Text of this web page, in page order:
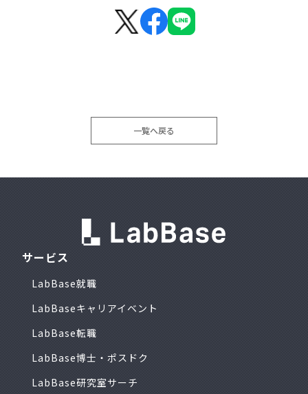
一覧へ戻る
サービス
LabBase就職
LabBaseキャリアイベント
LabBase転職
LabBase博士・ポスドク
LabBase研究室サーチ